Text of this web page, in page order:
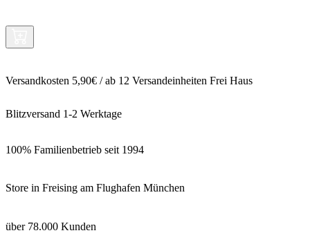
Versandkosten 5,90€ / ab 12 Versandeinheiten Frei Haus
Blitzversand 1-2 Werktage
100% Familienbetrieb seit 1994
Store in Freising am Flughafen München
über 78.000 Kunden